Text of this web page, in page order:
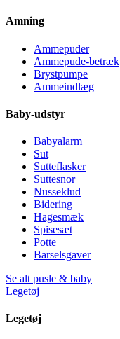
Amning
Ammepuder
Ammepude-betræk
Brystpumpe
Ammeindlæg
Baby-udstyr
Babyalarm
Sut
Sutteflasker
Suttesnor
Nusseklud
Bidering
Hagesmæk
Spisesæt
Potte
Barselsgaver
Se alt pusle & baby
Legetøj
Legetøj